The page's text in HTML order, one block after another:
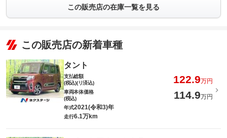
この販売店の在庫一覧を見る
この販売店の新着車種
タント
支払総額
(税込)(リ済込)
122.9万円
車両本体価格
(税込)
114.9万円
年式2021(令和3)年
走行6.1万km